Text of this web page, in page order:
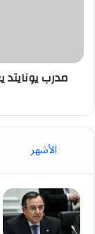
أمام
أرسنالمدرب
الأشهر